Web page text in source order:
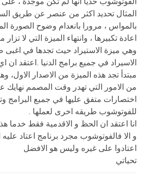
المثال تحديد اكثر من عنصر عن طريق
بالمواس ، مرورا بانعدام وضوح الصورة
اعادة تكبيرها ، وانتهاء الميزة التي لا تزار
وهي ميزة الاستيراد حيث تجدها في اغبى
الاسيراد في جميع برامج الدنيا .اعتقد ان
مبتدأ تجد هذه الميزة من الاصدار الاول،
من الامور التي تهدر وقت المصمم نهايك
اختصارات متفق عليها في جميع البرامج
للفوتوشوب طريقه اخرى لعملها .
انا اعتقد ان الحظ و الاقدمية فقط خدما
و الا فالفوتوشوب مجرد برنامج اعتاد
اعتادوا على غيره وليس هو الافضل
تحياتي